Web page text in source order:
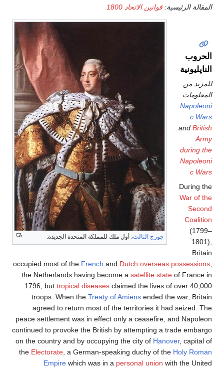
المقالة الرئيسية: قوانين الاتحاد 1800
جورج الثالث، أول ملك للمملكة المتحدة الجديدة.
الحروب
الناپليونية
للمزيد من
المعلومات:
Napoleoni
c Wars
and British
Army
during the
Napoleoni
c Wars
During the
War of the
Second
Coalition
(1799–
1801),
Britain
occupied most of the French and Dutch overseas possessions
the Netherlands having become a satellite state of France in
1796, but tropical diseases claimed the lives of over 40,000
troops. When the Treaty of Amiens ended the war, Britain
agreed to return most of the territories it had seized. The
peace settlement was in effect only a ceasefire, and Napoleon
continued to provoke the British by attempting a trade embargo
on the country and by occupying the city of Hanover, capital of
the Electorate , a German-speaking duchy of the Holy Roman
Empire which was in a personal union with the United